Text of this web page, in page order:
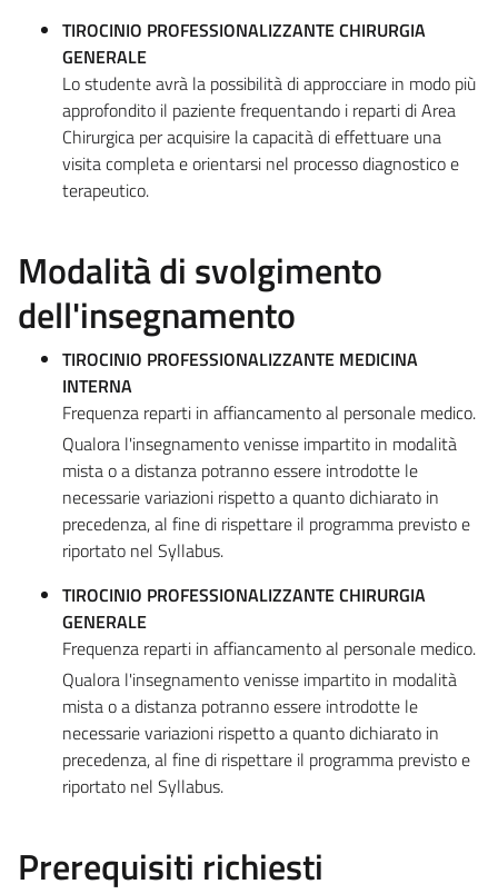
TIROCINIO PROFESSIONALIZZANTE CHIRURGIA
GENERALE
Lo studente avrà la possibilità di approcciare in modo più
approfondito il paziente frequentando i reparti di Area
Chirurgica per acquisire la capacità di effettuare una
visita completa e orientarsi nel processo diagnostico e
terapeutico.
Modalità di svolgimento
dell'insegnamento
TIROCINIO PROFESSIONALIZZANTE MEDICINA
INTERNA
Frequenza reparti in affiancamento al personale medico.
Qualora l'insegnamento venisse impartito in modalità
mista o a distanza potranno essere introdotte le
necessarie variazioni rispetto a quanto dichiarato in
precedenza, al fine di rispettare il programma previsto e
riportato nel Syllabus.
TIROCINIO PROFESSIONALIZZANTE CHIRURGIA
GENERALE
Frequenza reparti in affiancamento al personale medico.
Qualora l'insegnamento venisse impartito in modalità
mista o a distanza potranno essere introdotte le
necessarie variazioni rispetto a quanto dichiarato in
precedenza, al fine di rispettare il programma previsto e
riportato nel Syllabus.
Prerequisiti richiesti